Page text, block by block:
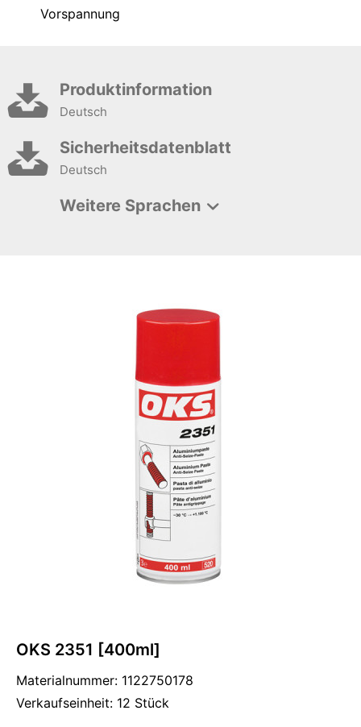
Vorspannung
Produktinformation
Deutsch
Sicherheitsdatenblatt
Deutsch
Weitere Sprachen
OKS 2351 [400ml]
Materialnummer: 1122750178
Verkaufseinheit: 12 Stück